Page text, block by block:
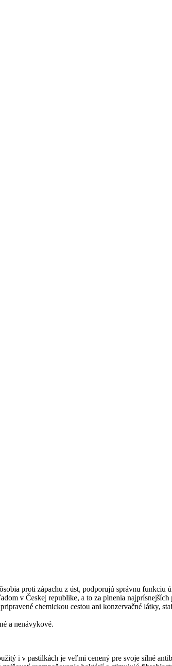
proti zápachu z úst, podporujú správnu funkciu
v Českej republike, a to za plnenia
chemickou cestou ani konzervačné látky,
a nenávykové.
i v pastilkách je veľmi cenený pre svoje silné